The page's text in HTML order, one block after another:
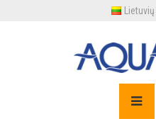
Lietuvių